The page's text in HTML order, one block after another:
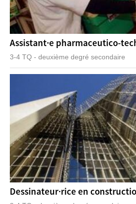
Assistant·e pharmaceutico-
3-4 TQ - deuxième degré secondaire
Dessinateur·rice en